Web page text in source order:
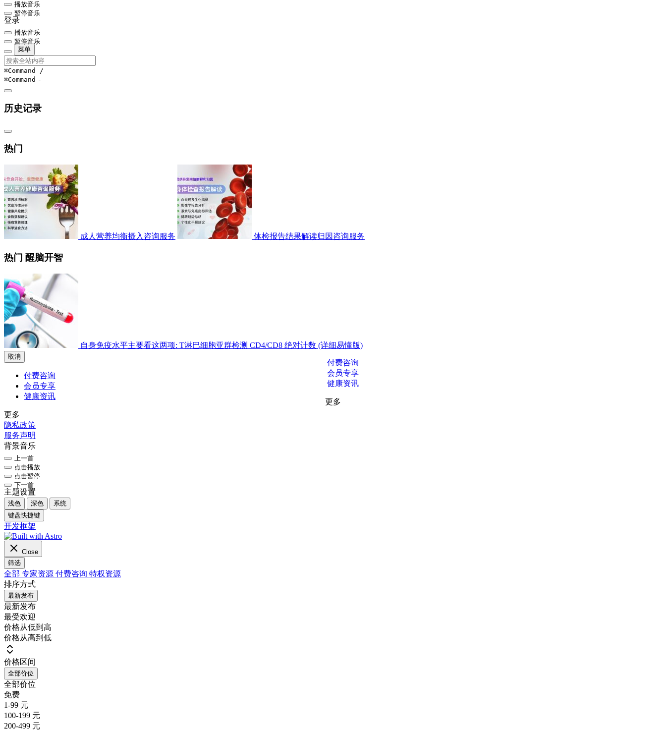
播放音乐
暂停音乐
登录
播放音乐
暂停音乐
菜单
⌘Command /
⌘Command -
历史记录
热门
成人营养均衡摄入咨询服务 体检报告结果解读归因咨询服务
热门 醒脑开智
自身免疫水平主要看这两项: T淋巴细胞亚群检测 CD4/CD8 绝对计数 (详细易懂版)
取消
付费咨询
付费咨询
会员专享
会员专享
健康资讯
健康资讯
更多
更多
隐私政策
服务声明
背景音乐
上一首
点击播放
点击暂停
下一首
主题设置
浅色 深色
系统
键盘快捷键
开发框架
Close
筛选
全部 专家资源 付费咨询 特权资源
排序方式
最新发布
最新发布
最受欢迎
价格从低到高
价格从高到低
价格区间
全部价位
全部价位
免费
1-99 元
100-199 元
200-499 元